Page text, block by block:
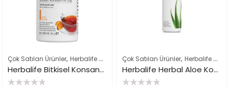
Çok Satılan Ürünler, Herbalife Çayları ve İçeçekler ,Herbalife Ürün Listesi
Herbalife Bitkisel Konsantre Çay 50gr Şeftali
Çok Satılan Ürünler, Herbalife Çayları ve İçeçekler
Herbalife Herbal Aloe Konsantre İçecek